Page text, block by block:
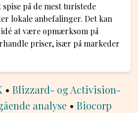
på de mest turistede
lokale anbefalinger. Det kan
at være opmærksom på
priser, især på markeder
• Blizzard- og Activision-
analyse • Biocorp